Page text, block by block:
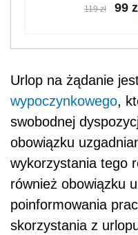
119 zł 99
Urlop na żądanie
wypoczynkowego,
swobodnej
obowiązku
wykorzystania tego
również obowiązku
poinformowania
skorzystania z